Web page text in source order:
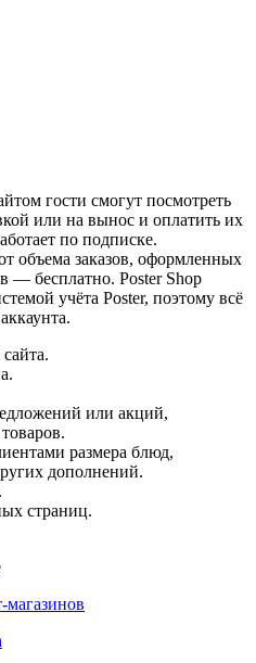
гости смогут посмотреть
или на вынос и оплатить их
по подписке.
объема заказов, оформленных
— бесплатно. Poster Shop
учёта Poster, поэтому всё
или акций,
размера блюд,
дополнений.
страниц.
магазинов